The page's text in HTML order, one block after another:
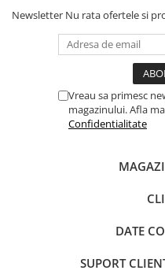
conformitate cu datele
reprezentantii oficiali ai
spoturi led 200 cm" si nu
*Toate promotiile produsului
Newsletter Nu rata ofertele si
Vreau sa primesc
magazinului. Afla
Confidentialitate
DATE
SUPORT